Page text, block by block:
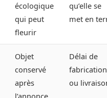
écologique
qui peut
fleurir
qu’elle se
met en
Objet
conservé
après
Délai de
fabrication
ou